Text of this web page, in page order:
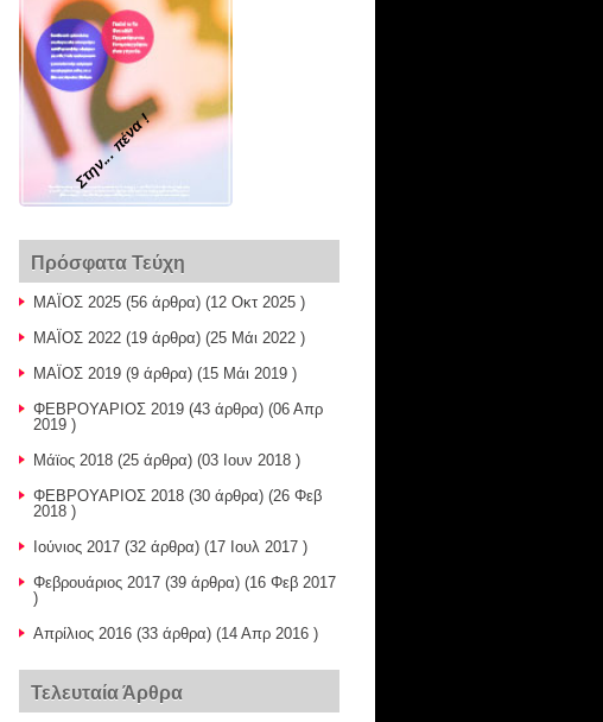
Στην... πένα !
Πρόσφατα Τεύχη
ΜΑΪΟΣ 2025 (56 άρθρα) (12 Οκτ 2025 )
ΜΑΪΟΣ 2022 (19 άρθρα) (25 Μάι 2022 )
ΜΑΪΟΣ 2019 (9 άρθρα) (15 Μάι 2019 )
ΦΕΒΡΟΥΑΡΙΟΣ 2019 (43 άρθρα) (06 Απρ
2019 )
Μάϊος 2018 (25 άρθρα) (03 Ιουν 2018 )
ΦΕΒΡΟΥΑΡΙΟΣ 2018 (30 άρθρα) (26 Φεβ
2018 )
Ιούνιος 2017 (32 άρθρα) (17 Ιουλ 2017 )
Φεβρουάριος 2017 (39 άρθρα) (16 Φεβ 2017
)
Απρίλιος 2016 (33 άρθρα) (14 Απρ 2016 )
Τελευταία Άρθρα